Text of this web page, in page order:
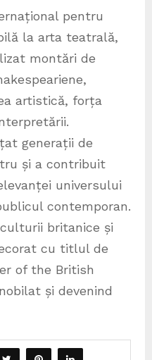
pentru
la arta teatrală,
montări de
artistică, forța
generații de
și a contribuit
universului
contemporan.
britanice și
cu titlul de
of the British
și devenind